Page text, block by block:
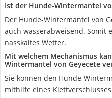
Ist der Hunde-Wintermantel
Der Hunde-Wintermantel von
auch wasserabweisend. Somit
nasskaltes Wetter.
Mit welchem Mechanismus
Wintermantel von Geyecete
Sie können den Hunde-
mithilfe eines